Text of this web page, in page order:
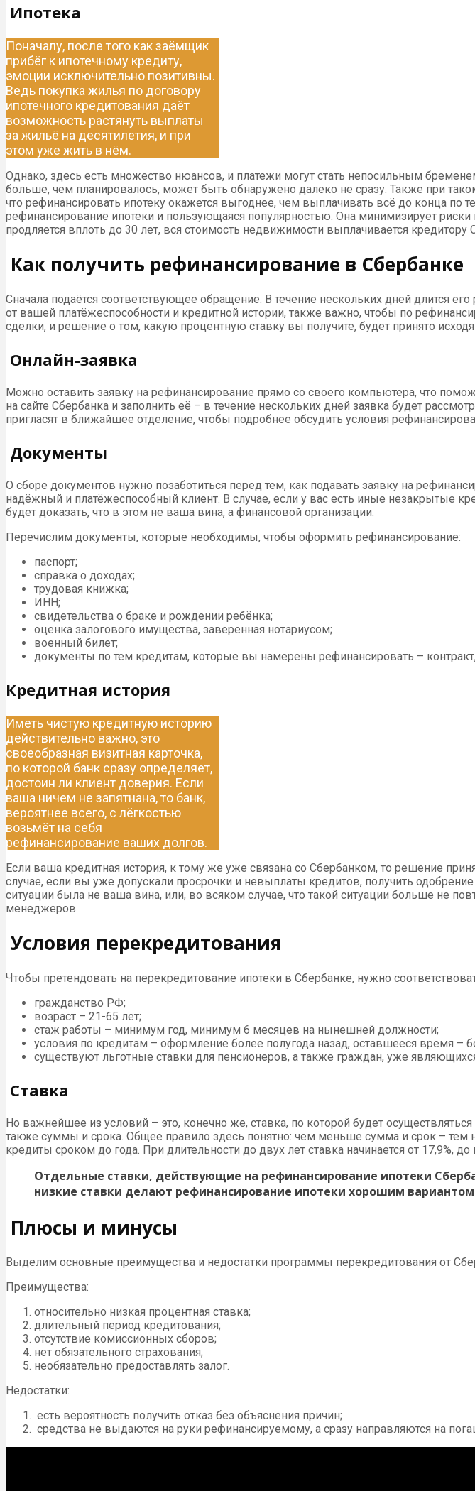
Ипотека
Поначалу, после того как заёмщик
прибёг к ипотечному кредиту,
эмоции исключительно позитивны.
Ведь покупка жилья по договору
ипотечного кредитования даёт
возможность растянуть выплаты
за жильё на десятилетия, и при
этом уже жить в нём.
Однако, здесь есть множество нюансов, и платежи могут стать непосильным
больше, чем планировалось, может быть обнаружено далеко не сразу. Также при
что рефинансировать ипотеку окажется выгоднее, чем выплачивать всё до конца
рефинансирование ипотеки и пользующаяся популярностью. Она минимизирует
продляется вплоть до 30 лет, вся стоимость недвижимости выплачивается
Как получить рефинансирование в Сбербанке
Сначала подаётся соответствующее обращение. В течение нескольких дней длится
от вашей платёжеспособности и кредитной истории, также важно, чтобы по
сделки, и решение о том, какую процентную ставку вы получите, будет принято исходя
Онлайн-заявка
Можно оставить заявку на рефинансирование прямо со своего компьютера, что
на сайте Сбербанка и заполнить её – в течение нескольких дней заявка будет
пригласят в ближайшее отделение, чтобы подробнее обсудить условия
Документы
О сборе документов нужно позаботиться перед тем, как подавать заявку на
надёжный и платёжеспособный клиент. В случае, если у вас есть иные незакрытые
будет доказать, что в этом не ваша вина, а финансовой организации.
Перечислим документы, которые необходимы, чтобы оформить рефинансирование:
паспорт;
справка о доходах;
трудовая книжка;
ИНН;
свидетельства о браке и рождении ребёнка;
оценка залогового имущества, заверенная нотариусом;
военный билет;
документы по тем кредитам, которые вы намерены рефинансировать –
Кредитная история
Иметь чистую кредитную историю
действительно важно, это
своеобразная визитная карточка,
по которой банк сразу определяет,
достоин ли клиент доверия. Если
ваша ничем не запятнана, то банк,
вероятнее всего, с лёгкостью
возьмёт на себя
рефинансирование ваших долгов.
Если ваша кредитная история, к тому же уже связана со Сбербанком, то решение
случае, если вы уже допускали просрочки и невыплаты кредитов, получить
ситуации была не ваша вина, или, во всяком случае, что такой ситуации больше не
менеджеров.
Условия перекредитования
Чтобы претендовать на перекредитование ипотеки в Сбербанке, нужно
гражданство РФ;
возраст – 21-65 лет;
стаж работы – минимум год, минимум 6 месяцев на нынешней должности;
условия по кредитам – оформление более полугода назад, оставшееся время
существуют льготные ставки для пенсионеров, а также граждан, уже
Ставка
Но важнейшее из условий – это, конечно же, ставка, по которой будет
также суммы и срока. Общее правило здесь понятно: чем меньше сумма и срок – тем
кредиты сроком до года. При длительности до двух лет ставка начинается от 17,9%, до
Отдельные ставки, действующие на рефинансирование ипотеки
низкие ставки делают рефинансирование ипотеки хорошим
Плюсы и минусы
Выделим основные преимущества и недостатки программы перекредитования от
Преимущества:
относительно низкая процентная ставка;
длительный период кредитования;
отсутствие комиссионных сборов;
нет обязательного страхования;
необязательно предоставлять залог.
Недостатки:
есть вероятность получить отказ без объяснения причин;
средства не выдаются на руки рефинансируемому, а сразу направляются на